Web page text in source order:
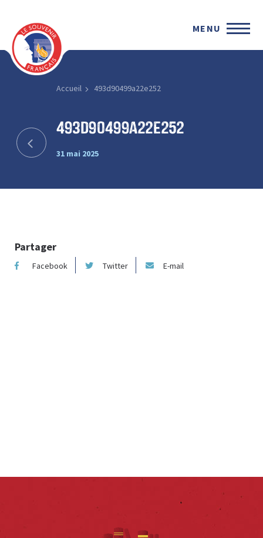
MENU
Accueil 493d90499a22e252
493d90499a22e252
31 mai 2025
Partager
Facebook Twitter E-mail